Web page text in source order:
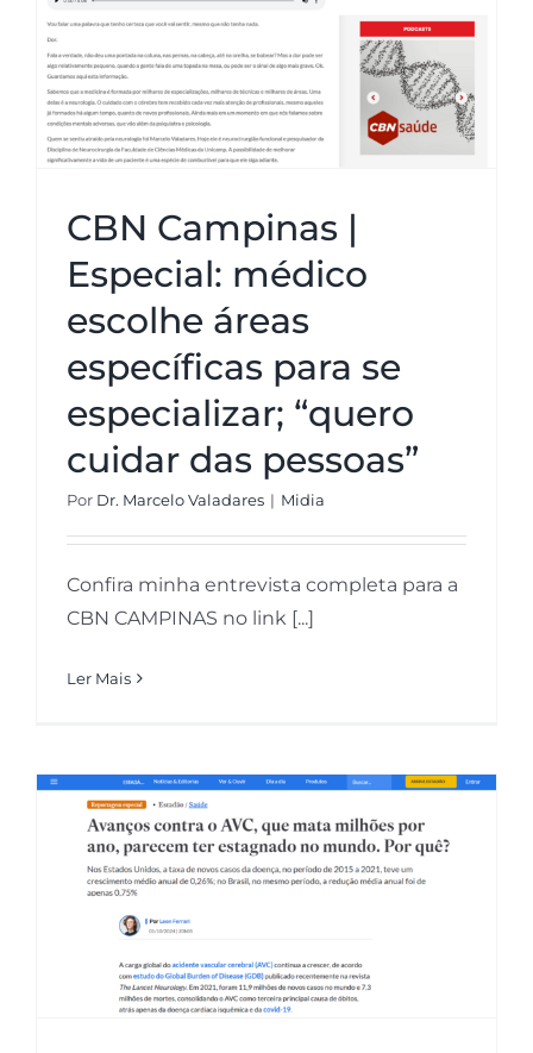
específicas para se especializar;
“quero cuidar das pessoas”
CBN Campinas |
Especial: médico
escolhe áreas
específicas para se
especializar; “quero
cuidar das pessoas”
Por Dr. Marcelo Valadares | Midia
Confira minha entrevista completa para a
CBN CAMPINAS no link [...]
Ler Mais
Estadão – Avanços contra o AVC,
que mata milhões por ano,
parecem ter estagnado no